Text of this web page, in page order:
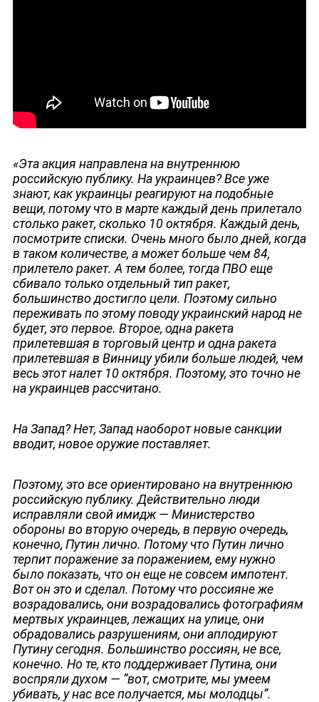
ДЕПУТАТЫ К СЪЕЗДУ
ЮТУБ-КАНАЛ
«Эта акция направлена на внутреннюю
российскую публику. На украинцев? Все уже
знают, как украинцы реагируют на подобные
вещи, потому что в марте каждый день прилетало
столько ракет, сколько 10 октября. Каждый день,
посмотрите списки. Очень много было дней, когда
в таком количестве, а может больше чем 84,
прилетело ракет. А тем более, тогда ПВО еще
сбивало только отдельный тип ракет,
большинство достигло цели. Поэтому сильно
переживать по этому поводу украинский народ не
будет, это первое. Второе, одна ракета
прилетевшая в торговый центр и одна ракета
прилетевшая в Винницу убили больше людей, чем
весь этот налет 10 октября. Поэтому, это точно не
на украинцев рассчитано.
На Запад? Нет, Запад наоборот новые санкции
вводит, новое оружие поставляет.
Поэтому, это все ориентировано на внутреннюю
российскую публику. Действительно люди
исправляли свой имидж — Министерство
обороны во вторую очередь, в первую очередь,
конечно, Путин лично. Потому что Путин лично
терпит поражение за поражением, ему нужно
было показать, что он еще не совсем импотент.
Вот он это и сделал. Потому что россияне же
возрадовались, они возрадовались фотографиям
мертвых украинцев, лежащих на улице, они
обрадовались разрушениям, они аплодируют
Путину сегодня. Большинство россиян, не все,
конечно. Но те, кто поддерживает Путина, они
воспряли духом — “вот, смотрите, мы умеем
убивать, у нас все получается, мы молодцы”.